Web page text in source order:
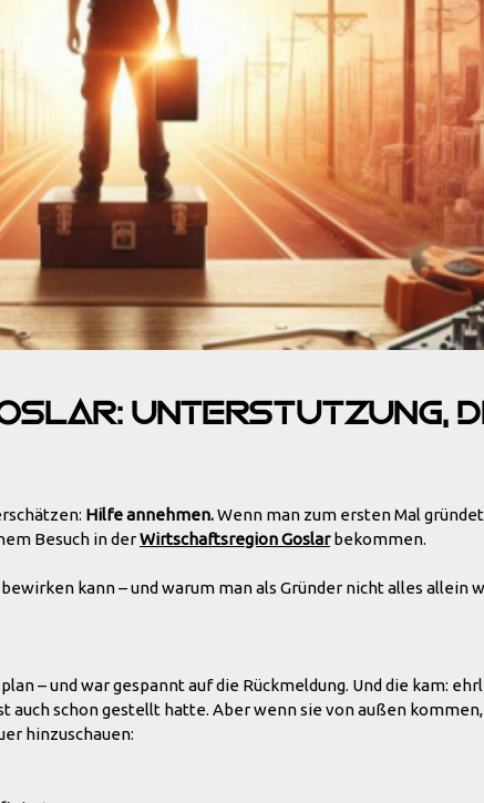
Unterstützung,
Hilfe annehmen.Wenn man zum ersten Mal
Besuch in derWirtschaftsregion Goslarbekommen.
kann – und warum man als Gründer nicht alles allein
– und war gespannt auf die Rückmeldung. Und die kam:
auch schon gestellt hatte. Aber wenn sie von außen
hinzuschauen: